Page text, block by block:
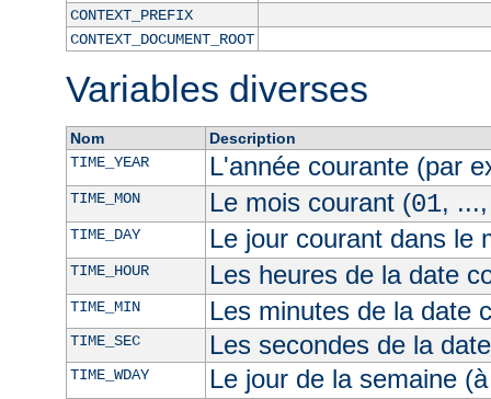
CONTEXT_PREFIX
CONTEXT_DOCUMENT_ROOT
Variables diverses
Nom
Description
TIME_YEAR
L'année courante (par
TIME_MON Le mois courant (01,
TIME_DAY Le jour courant dans le
TIME_HOUR Les heures de la date
TIME_MIN Les minutes de la date
TIME_SEC Les secondes de la
TIME_WDAY Le jour de la semaine